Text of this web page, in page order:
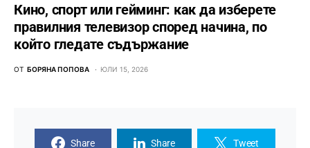
Кино, спорт или гейминг: как да изберете
правилния телевизор според начина, по
който гледате съдържание
ОТ БОРЯНА ПОПОВА ЮЛИ 15, 2026
Share Share Tweet